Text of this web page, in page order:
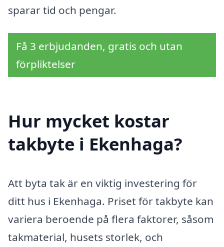
sparar tid och pengar.
Få 3 erbjudanden, gratis och utan
förpliktelser
Hur mycket kostar
takbyte i Ekenhaga?
Att byta tak är en viktig investering för
ditt hus i Ekenhaga. Priset för takbyte kan
variera beroende på flera faktorer, såsom
takmaterial, husets storlek, och